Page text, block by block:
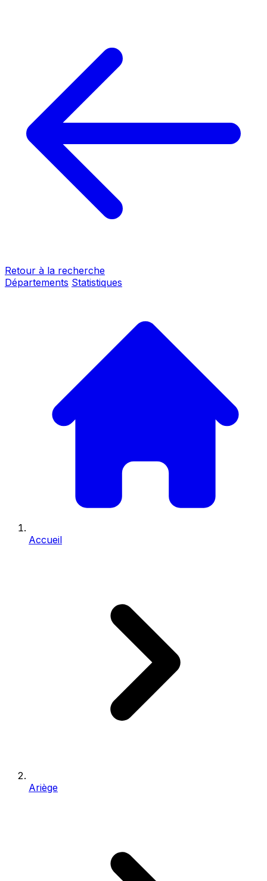
Retour à la recherche
Départements Statistiques
Accueil
Ariège